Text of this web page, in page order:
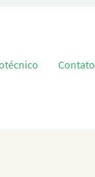
Contato